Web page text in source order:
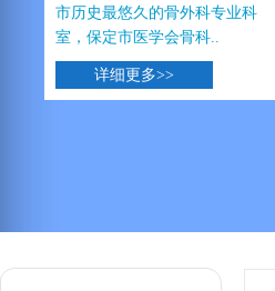
市历史最悠久的骨外科专业科
室，保定市医学会骨科..
详细更多>>